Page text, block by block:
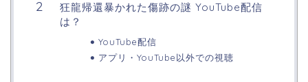
狂龍帰還暴かれた傷跡の謎 YouTube配信
は？
YouTube配信
アプリ・YouTube以外での視聴